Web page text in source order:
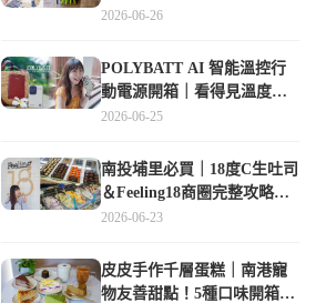
化，暑假帶孩子這樣玩
2026-06-26
POLYBATT AI 智能溫控行
動電源開箱｜看得見溫度與
電量，外出更安心的
2026-06-25
南投埔里必買｜18度C生吐司
＆Feeling18商圈完整攻略，
在地人帶路這樣逛
2026-06-23
皮皮手作千層蛋糕｜南港寵
物友善甜點！5種口味開箱，